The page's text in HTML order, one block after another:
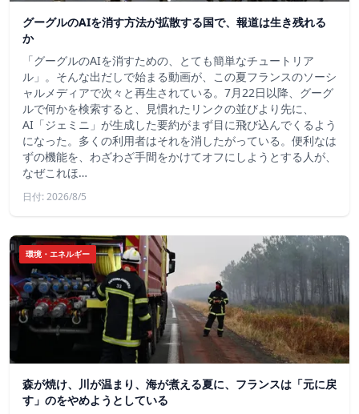
グーグルのAIを消す方法が拡散する国で、報道は生き残れる
か
「グーグルのAIを消すための、とても簡単なチュートリア
ル」。そんな出だしで始まる動画が、この夏フランスのソーシ
ャルメディアで次々と再生されている。7月22日以降、グーグ
ルで何かを検索すると、見慣れたリンクの並びより先に、
AI「ジェミニ」が生成した要約がまず目に飛び込んでくるよう
になった。多くの利用者はそれを消したがっている。便利なは
ずの機能を、わざわざ手間をかけてオフにしようとする人が、
なぜこれほ…
日付: 2026/8/5
環境・エネルギー
森が焼け、川が温まり、海が煮える夏に、フランスは「元に戻
す」のをやめようとしている